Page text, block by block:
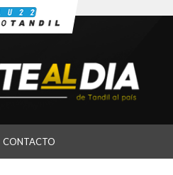
CONTACTO